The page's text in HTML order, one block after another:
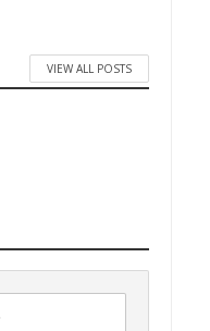
VIEW ALL POSTS